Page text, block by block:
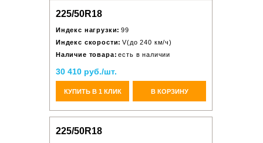
225/50R18
Индекс нагрузки: 99
Индекс скорости: V(до 240 км/ч)
Наличие товара: есть в наличии
30 410 руб./шт.
КУПИТЬ В 1 КЛИК В КОРЗИНУ
225/50R18